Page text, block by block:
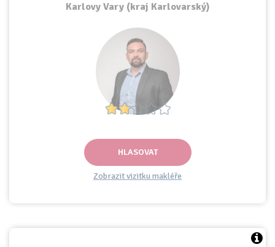
Karlovy Vary (kraj Karlovarský)
HLASOVAT
Zobrazit vizitku makléře